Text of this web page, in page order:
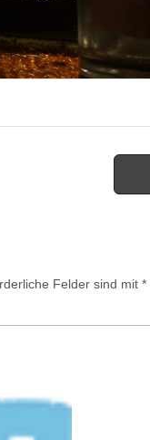
Felder sind mit *